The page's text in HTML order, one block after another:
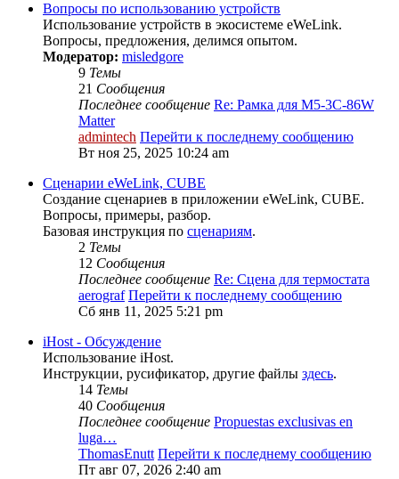
Вопросы по использованию устройств
Использование устройств в экосистеме eWeLink.
Вопросы, предложения, делимся опытом.
Модератор: misledgore
9 Темы
21 Сообщения
Последнее сообщение Re: Рамка для M5-3C-86W
Matter
admintech Перейти к последнему сообщению
Вт ноя 25, 2025 10:24 am
Сценарии eWeLink, CUBE
Создание сценариев в приложении eWeLink, CUBE.
Вопросы, примеры, разбор.
Базовая инструкция по сценариям.
2 Темы
12 Сообщения
Последнее сообщение Re: Сцена для термостата
aerograf Перейти к последнему сообщению
Сб янв 11, 2025 5:21 pm
iHost - Обсуждение
Использование iHost.
Инструкции, русификатор, другие файлы здесь.
14 Темы
40 Сообщения
Последнее сообщение Propuestas exclusivas en
luga…
ThomasEnutt Перейти к последнему сообщению
Пт авг 07, 2026 2:40 am